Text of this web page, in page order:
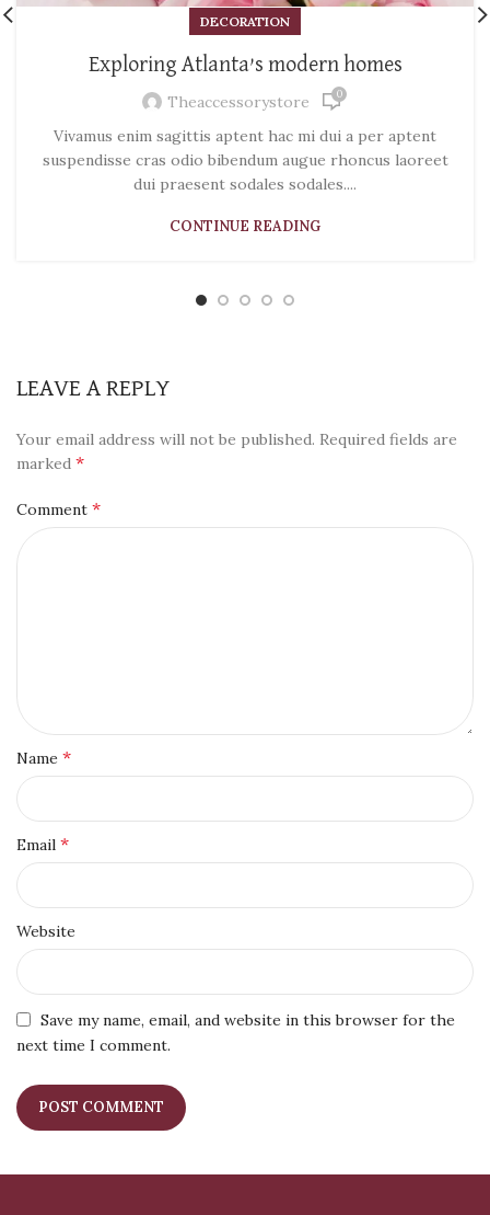
DECORATION
Exploring Atlanta’s modern homes
Theaccessorystore 0
Vivamus enim sagittis aptent hac mi dui a per aptent
suspendisse cras odio bibendum augue rhoncus laoreet
dui praesent sodales sodales....
CONTINUE READING
LEAVE A REPLY
Your email address will not be published. Required fields are
marked *
Comment *
Name *
Email *
Website
Save my name, email, and website in this browser for the
next time I comment.